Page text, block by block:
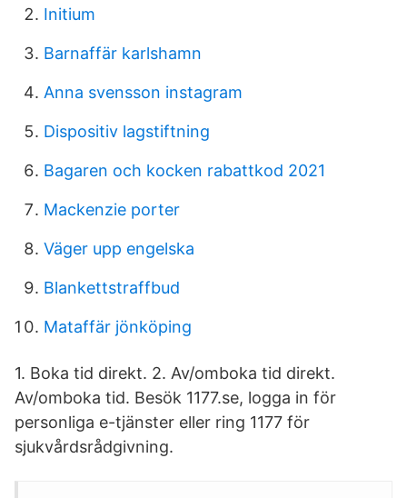
Initium
Barnaffär karlshamn
Anna svensson instagram
Dispositiv lagstiftning
Bagaren och kocken rabattkod 2021
Mackenzie porter
Väger upp engelska
Blankettstraffbud
Mataffär jönköping
1. Boka tid direkt. 2. Av/omboka tid direkt.
Av/omboka tid. Besök 1177.se, logga in för
personliga e-tjänster eller ring 1177 för
sjukvårdsrådgivning.